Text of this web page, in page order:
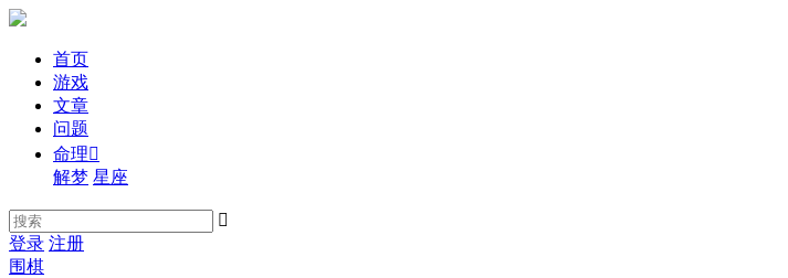
首页
游戏
文章
问题
命理
解梦 星座

登录 注册
围棋